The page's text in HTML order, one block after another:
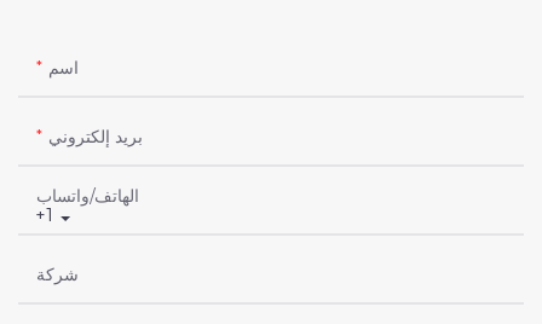
اسم
بريد إلكتروني
+1
الهاتف/واتساب
شركة